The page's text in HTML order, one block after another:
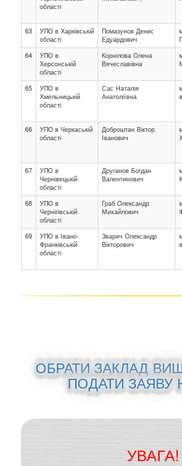
області
63
УПО в Харківській
області
Помазунов Денис
Едуардович
64
УПО в
Херсонській
області
Корнілова Олена
Вячеславівна
65
УПО в
Хмельницькій
області
Сас Наталія
Анатоліївна
66
УПО в Черкаській
області
Доброштан Віктор
Іванович
67
УПО в
Чернівецькій
області
Друганов Богдан
Валентинович
68
УПО в
Чернігівській
області
Граб Олександр
Михайлович
69
УПО в Івано-
Франківській
області
Зварич Олександр
Вікторович
ОБРАТИ ЗАКЛАД
ПОДАТИ ЗАЯВУ
УВАГА!